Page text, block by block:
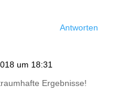
Antworten
um 18:31
Ergebnisse!